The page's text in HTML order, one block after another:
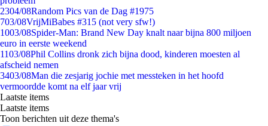
2304/08Random Pics van de Dag #1975
703/08VrijMiBabes #315 (not very sfw!)
1003/08Spider-Man: Brand New Day knalt naar bijna 800 miljoen
euro in eerste weekend
1103/08Phil Collins dronk zich bijna dood, kinderen moesten al
afscheid nemen
3403/08Man die zesjarig jochie met messteken in het hoofd
vermoordde komt na elf jaar vrij
Laatste items
Laatste items
Toon berichten uit deze thema's